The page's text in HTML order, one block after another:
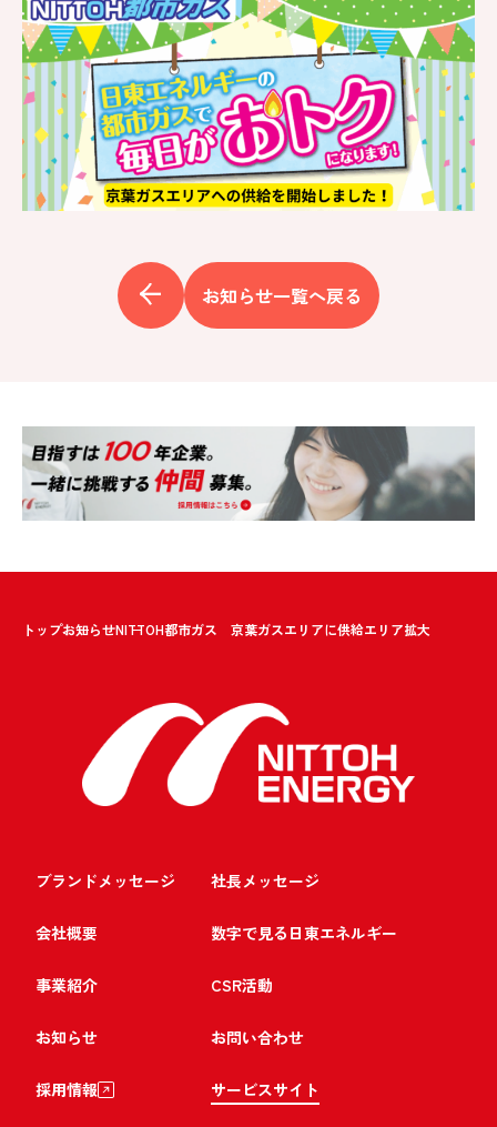
お知らせ一覧へ戻る
トップお知らせNITTOH都市ガス 京葉ガスエリアに供給エリア拡大
ブランドメッセージ 社長メッセージ
会社概要 数字で見る日東エネルギー
事業紹介 CSR活動
お知らせ お問い合わせ
採用情報 サービスサイト